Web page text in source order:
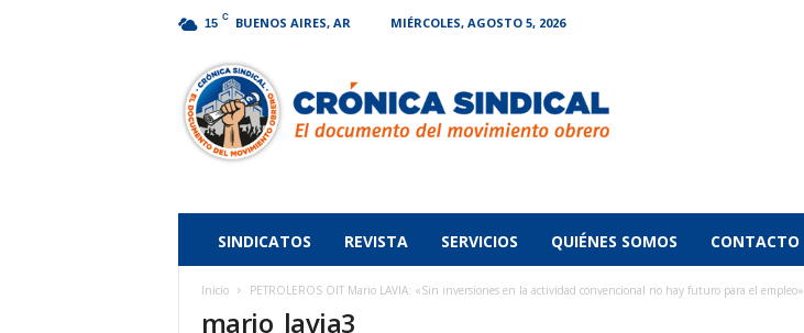
15 C BUENOS AIRES, AR MIÉRCOLES, AGOSTO 5, 2026
Sindical
SINDICATOS REVISTA SERVICIOS QUIÉNES SOMOS CONTACTO
Inicio PETROLEROS OIT Mario LAVIA: «Sin inversiones en la actividad convencional no hay futuro para el empleo»
mario_lavia3